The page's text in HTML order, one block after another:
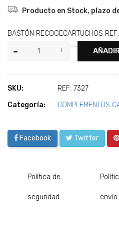
Producto en Stock, plazo
BASTÓN RECOGECARTUCHOS
SKU:
REF: 7327
Categoría:
COMPLEMENTOS
Facebook Twitter
Política de
seguridad envío